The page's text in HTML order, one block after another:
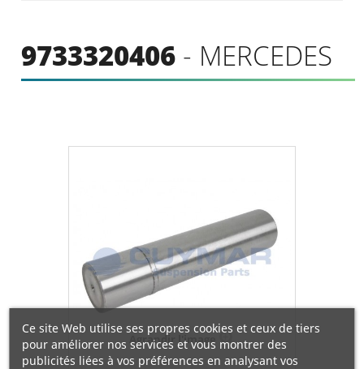
9733320406 - MERCEDES
Agrandir l'image
Ce site Web utilise ses propres cookies et ceux de tiers
pour améliorer nos services et vous montrer des
publicités liées à vos préférences en analysant vos